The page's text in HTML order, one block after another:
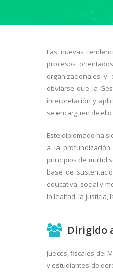
Las nuevas
procesos
organizacionales
obviarse que la
interpretación y
se encarguen de
Este diplomado ha
a la
principios de
base de
educativa, social y
la lealtad, la justicia,
Dirigido
Jueces, fiscales del
y estudiantes de